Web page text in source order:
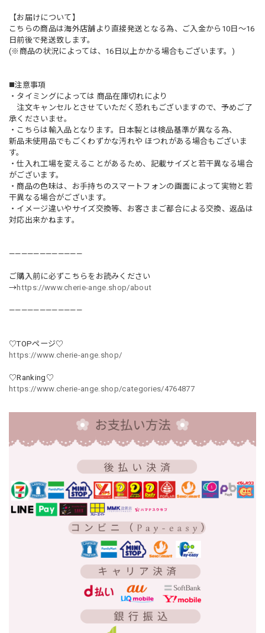
【お届けについて】
こちらの商品は海外店舗より直接発送となる為、ご入金から10日〜16
日前後で発送致します。
(※商品の状況によっては、16日以上かかる場合もございます。)
◼️注意事項
・タイミングによっては 商品在庫切れにより
注文キャンセルとさせていただく恐れもございますので、予めご了
承くださいませ。
・こちらは輸入品となります。日本製とは検品基準が異なる為、
新品未使用品でもごくわずかな汚れや ほつれがある場合もございま
す。
・仕入れ工場を変えることがあるため、記載サイズと若干異なる場合
がございます。
・商品の色味は、お手持ちのスマートフォンの画面によって実物と若
干異なる場合がございます。
・イメージ違いやサイズ交換等、お客さまご都合による交換、返品は
対応出来かねます。
————————————
ご購入前に必ずこちらをお読みください
→https://www.cherie-ange.shop/about
————————————
♡TOPページ♡
https://www.cherie-ange.shop/
♡Ranking♡
https://www.cherie-ange.shop/categories/4764877